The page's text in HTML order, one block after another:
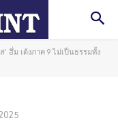
’ ฮึ่ม เด้งภาค 9 ไม่เป็นธรรมทั้ง